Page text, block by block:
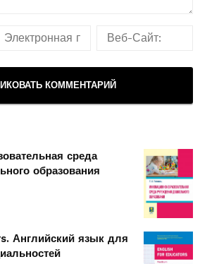
среда
образования
Английский язык для